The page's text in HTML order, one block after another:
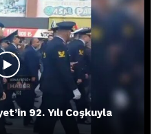
92. Yılı Coşkuyla